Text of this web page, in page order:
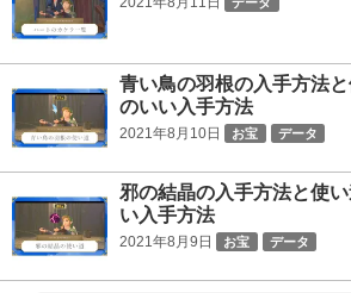
青い鳥の羽根の入手方法
のいい入手方法
2021年8月10日 お宝 データ
邪の結晶の入手方法と使
い入手方法
2021年8月9日 お宝 データ